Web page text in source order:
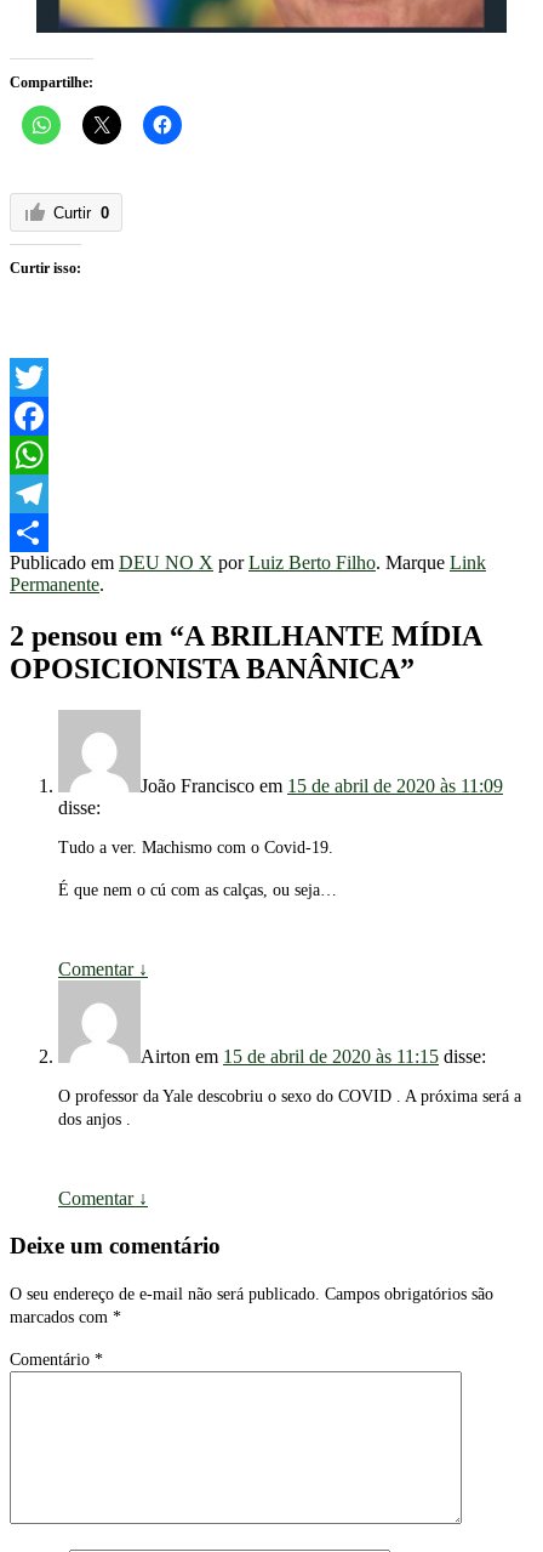
Compartilhe:
Curtir 0
Curtir isso:
Twitter
Facebook
WhatsApp
Telegram
Share
Publicado em DEU NO X porLuiz Berto Filho. Marque Link
Permanente.
2 pensou em “A BRILHANTE MÍDIA
OPOSICIONISTA BANÂNICA”
João Francisco em 15 de abril de 2020 às 11:09
disse:
Tudo a ver. Machismo com o Covid-19.
É que nem o cú com as calças, ou seja…
Comentar ↓
Airton em 15 de abril de 2020 às 11:15 disse:
O professor da Yale descobriu o sexo do COVID . A próxima será a
dos anjos .
Comentar ↓
Deixe um comentário
O seu endereço de e-mail não será publicado. Campos obrigatórios são
marcados com *
Comentário *